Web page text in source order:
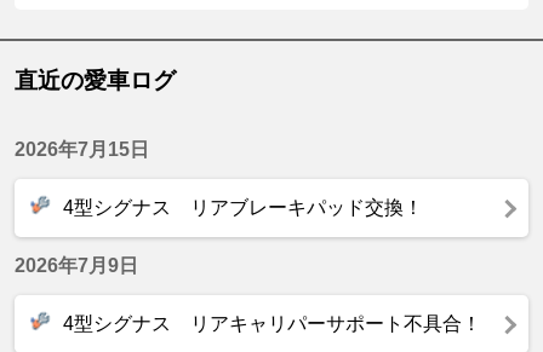
直近の愛車ログ
2026年7月15日
4型シグナス リアブレーキパッド交換！
2026年7月9日
4型シグナス リアキャリパーサポート不具合！